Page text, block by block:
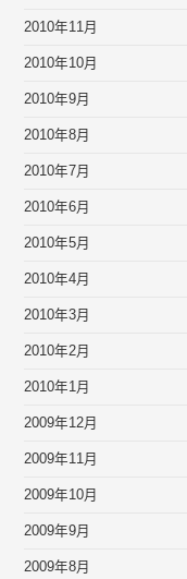
2010年11月
2010年10月
2010年9月
2010年8月
2010年7月
2010年6月
2010年5月
2010年4月
2010年3月
2010年2月
2010年1月
2009年12月
2009年11月
2009年10月
2009年9月
2009年8月